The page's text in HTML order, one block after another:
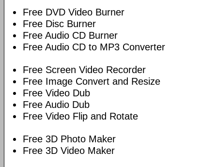
Free DVD Video Burner
Free Disc Burner
Free Audio CD Burner
Free Audio CD to MP3 Converter
Free Screen Video Recorder
Free Image Convert and Resize
Free Video Dub
Free Audio Dub
Free Video Flip and Rotate
Free 3D Photo Maker
Free 3D Video Maker